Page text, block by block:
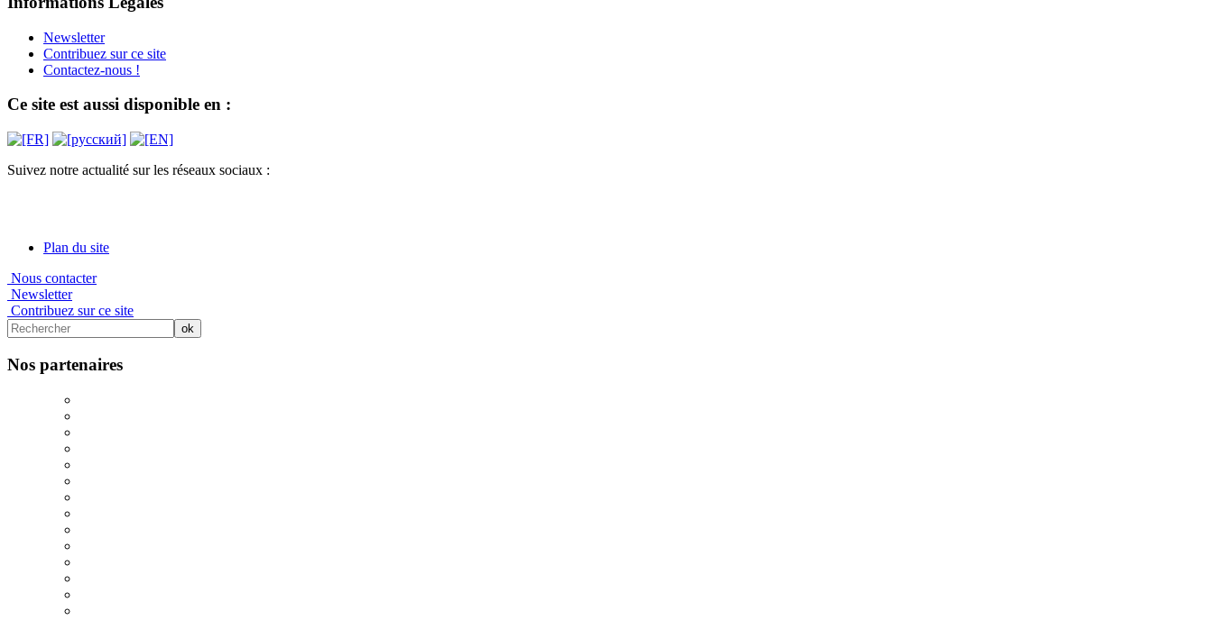
Newsletter
Contribuez sur ce site
Contactez-nous !
Ce site est aussi disponible en :
Suivez notre actualité sur les réseaux sociaux :
Plan du site
Nous contacter
Newsletter
Contribuez sur ce site
Nos partenaires